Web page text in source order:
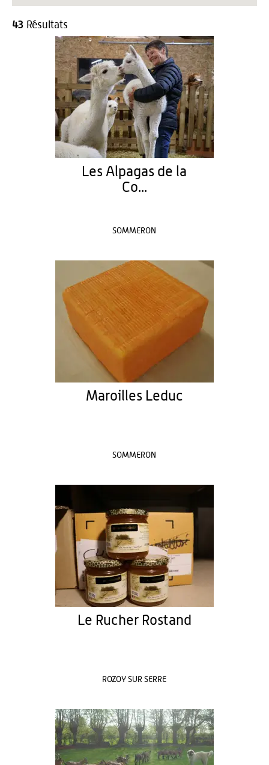
43 Résultats
Les Alpagas de la
Co...
SOMMERON
Maroilles Leduc
SOMMERON
Le Rucher Rostand
ROZOY SUR SERRE